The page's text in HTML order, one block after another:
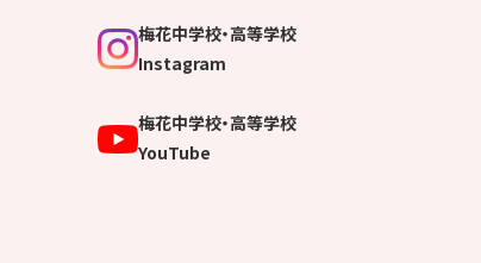
梅花中学校・高等学校
Instagram
梅花中学校・高等学校
YouTube